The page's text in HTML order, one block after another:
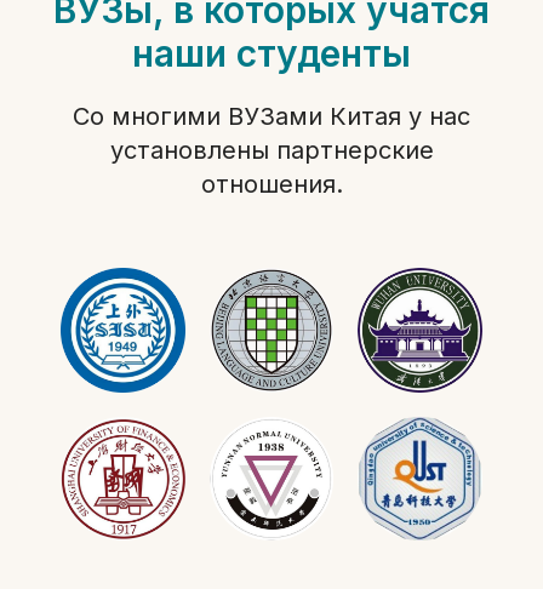
ВУЗы, в которых учатся
наши студенты
Со многими ВУЗами Китая у нас
установлены партнерские
отношения.